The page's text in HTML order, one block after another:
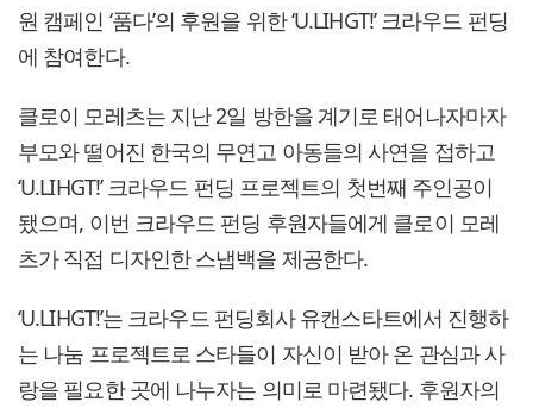
원 캠페인 ‘품다’의 후원을 위한 ‘U.LIHGT!’ 크라우드 펀딩
에 참여한다.
클로이 모레츠는 지난 2일 방한을 계기로 태어나자마자
부모와 떨어진 한국의 무연고 아동들의 사연을 접하고
‘U.LIHGT!’ 크라우드 펀딩 프로젝트의 첫번째 주인공이
됐으며, 이번 크라우드 펀딩 후원자들에게 클로이 모레
츠가 직접 디자인한 스냅백을 제공한다.
‘U.LIHGT!’는 크라우드 펀딩회사 유캔스타트에서 진행하
는 나눔 프로젝트로 스타들이 자신이 받아 온 관심과 사
랑을 필요한 곳에 나누자는 의미로 마련됐다. 후원자의